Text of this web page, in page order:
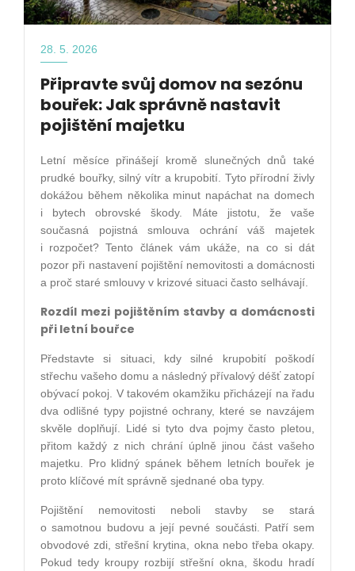
28. 5. 2026
Připravte svůj domov na sezónu
bouřek: Jak správně nastavit
pojištění majetku
Letní měsíce přinášejí kromě slunečných dnů také
prudké bouřky, silný vítr a krupobití. Tyto přírodní živly
dokážou během několika minut napáchat na domech
i bytech obrovské škody. Máte jistotu, že vaše
současná pojistná smlouva ochrání váš majetek
i rozpočet? Tento článek vám ukáže, na co si dát
pozor při nastavení pojištění nemovitosti a domácnosti
a proč staré smlouvy v krizové situaci často selhávají.
Rozdíl mezi pojištěním stavby a domácnosti
při letní bouřce
Představte si situaci, kdy silné krupobití poškodí
střechu vašeho domu a následný přívalový déšť zatopí
obývací pokoj. V takovém okamžiku přicházejí na řadu
dva odlišné typy pojistné ochrany, které se navzájem
skvěle doplňují. Lidé si tyto dva pojmy často pletou,
přitom každý z nich chrání úplně jinou část vašeho
majetku. Pro klidný spánek během letních bouřek je
proto klíčové mít správně sjednané oba typy.
Pojištění nemovitosti neboli stavby se stará
o samotnou budovu a její pevné součásti. Patří sem
obvodové zdi, střešní krytina, okna nebo třeba okapy.
Pokud tedy kroupy rozbijí střešní okna, škodu hradí